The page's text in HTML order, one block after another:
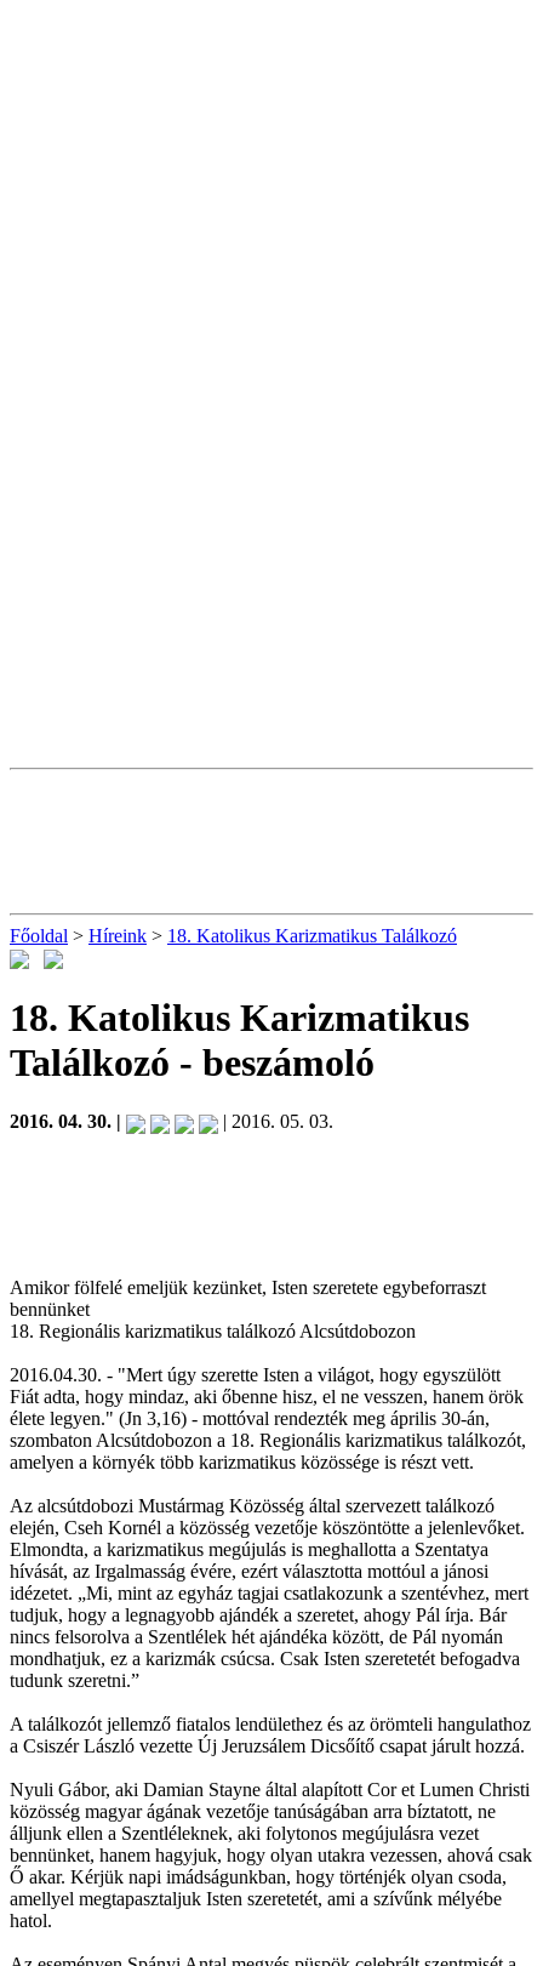
Főoldal > Híreink > 18. Katolikus Karizmatikus Találkozó
18. Katolikus Karizmatikus
Találkozó - beszámoló
2016. 04. 30. | | 2016. 05. 03.
Amikor fölfelé emeljük kezünket, Isten szeretete egybeforraszt
bennünket
18. Regionális karizmatikus találkozó Alcsútdobozon
2016.04.30. - "Mert úgy szerette Isten a világot, hogy egyszülött
Fiát adta, hogy mindaz, aki őbenne hisz, el ne vesszen, hanem örök
élete legyen." (Jn 3,16) - mottóval rendezték meg április 30-án,
szombaton Alcsútdobozon a 18. Regionális karizmatikus találkozót,
amelyen a környék több karizmatikus közössége is részt vett.
Az alcsútdobozi Mustármag Közösség által szervezett találkozó
elején, Cseh Kornél a közösség vezetője köszöntötte a jelenlevőket.
Elmondta, a karizmatikus megújulás is meghallotta a Szentatya
hívását, az Irgalmasság évére, ezért választotta mottóul a jánosi
idézetet. „Mi, mint az egyház tagjai csatlakozunk a szentévhez, mert
tudjuk, hogy a legnagyobb ajándék a szeretet, ahogy Pál írja. Bár
nincs felsorolva a Szentlélek hét ajándéka között, de Pál nyomán
mondhatjuk, ez a karizmák csúcsa. Csak Isten szeretetét befogadva
tudunk szeretni.”
A találkozót jellemző fiatalos lendülethez és az örömteli hangulathoz
a Csiszér László vezette Új Jeruzsálem Dicsőítő csapat járult hozzá.
Nyuli Gábor, aki Damian Stayne által alapított Cor et Lumen Christi
közösség magyar ágának vezetője tanúságában arra bíztatott, ne
álljunk ellen a Szentléleknek, aki folytonos megújulásra vezet
bennünket, hanem hagyjuk, hogy olyan utakra vezessen, ahová csak
Ő akar. Kérjük napi imádságunkban, hogy történjék olyan csoda,
amellyel megtapasztaljuk Isten szeretetét, ami a szívűnk mélyébe
hatol.